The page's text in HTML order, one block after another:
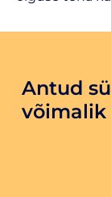
läbinud 10
Antud
võimalik